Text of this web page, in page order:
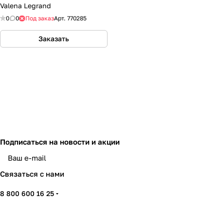
Valena Legrand
0 0 Под заказАрт. 770285
Заказать
Подписаться на новости и акции
Связаться с нами
8 800 600 16 25